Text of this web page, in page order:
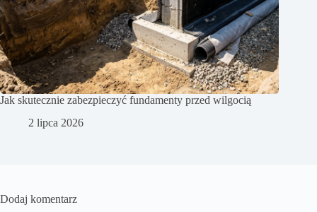
Jak skutecznie zabezpieczyć fundamenty przed wilgocią
2 lipca 2026
Dodaj komentarz